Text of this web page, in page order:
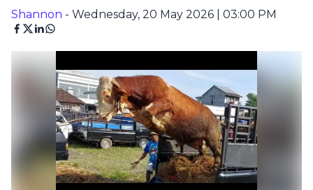
Shannon - Wednesday, 20 May 2026 | 03:00 PM